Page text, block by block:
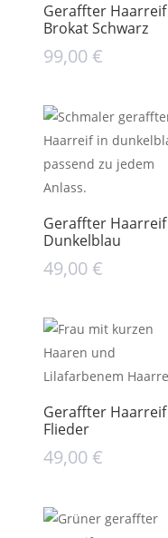
Geraffter Haarreif
Brokat Schwarz
99,00€
Geraffter Haarreif
Dunkelblau
49,00€
Geraffter Haarreif
Flieder
49,00€